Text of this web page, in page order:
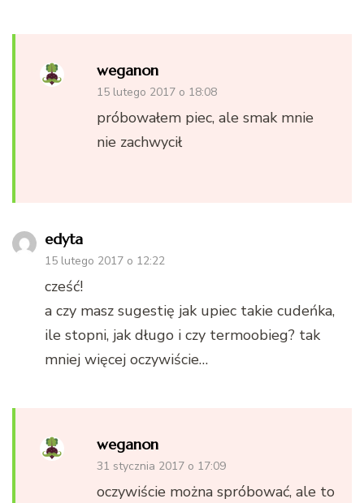
weganon
15 lutego 2017 o 18:08
próbowałem piec, ale smak mnie
nie zachwycił
edyta
15 lutego 2017 o 12:22
cześć!
a czy masz sugestię jak upiec takie cudeńka,
ile stopni, jak długo i czy termoobieg? tak
mniej więcej oczywiście…
weganon
31 stycznia 2017 o 17:09
oczywiście można spróbować, ale to